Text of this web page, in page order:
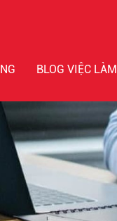
BLOG VIỆC LÀM